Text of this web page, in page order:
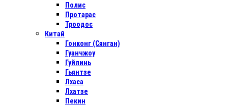
Полис
Протарас
Троодос
Китай
Гонконг (Сянган)
Гуанчжоу
Гуйлинь
Гьянтзе
Лхаса
Лхатзе
Пекин